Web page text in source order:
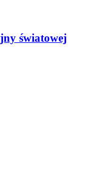
światowej